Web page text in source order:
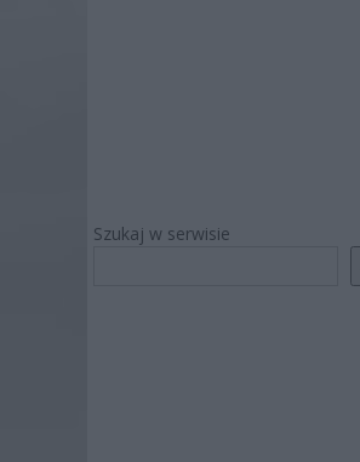
Szukaj w serwisie